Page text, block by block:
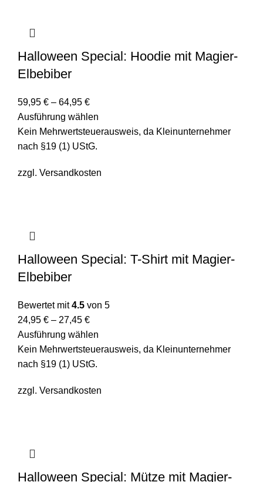
Halloween Special: Hoodie mit Magier-
Elbebiber
59,95 € – 64,95 €
Ausführung wählen
Kein Mehrwertsteuerausweis, da Kleinunternehmer
nach §19 (1) UStG.
zzgl. Versandkosten
Halloween Special: T-Shirt mit Magier-
Elbebiber
Bewertet mit4.5 von 5
24,95 € – 27,45 €
Ausführung wählen
Kein Mehrwertsteuerausweis, da Kleinunternehmer
nach §19 (1) UStG.
zzgl. Versandkosten
Halloween Special: Mütze mit Magier-